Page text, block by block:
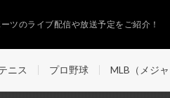
ツのライブ配信や放送予定をご紹介！
ニス プロ野球 MLB（メジャ